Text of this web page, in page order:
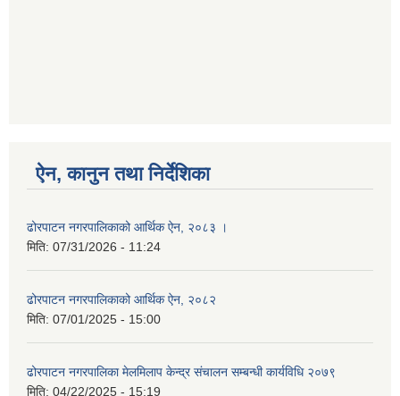
ऐन, कानुन तथा निर्देशिका
ढोरपाटन नगरपालिकाको आर्थिक ऐन, २०८३ ।
मिति: 07/31/2026 - 11:24
ढोरपाटन नगरपालिकाको आर्थिक ऐन, २०८२
मिति: 07/01/2025 - 15:00
ढोरपाटन नगरपालिका मेलमिलाप केन्द्र संचालन सम्बन्धी कार्यविधि २०७९
मिति: 04/22/2025 - 15:19